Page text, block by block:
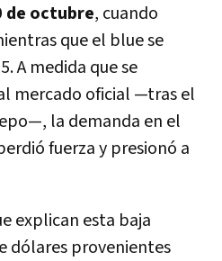
de octubre, cuando
que el blue se
A medida que se
mercado oficial —tras el
la demanda en el
fuerza y presionó a
explican esta baja
dólares provenientes